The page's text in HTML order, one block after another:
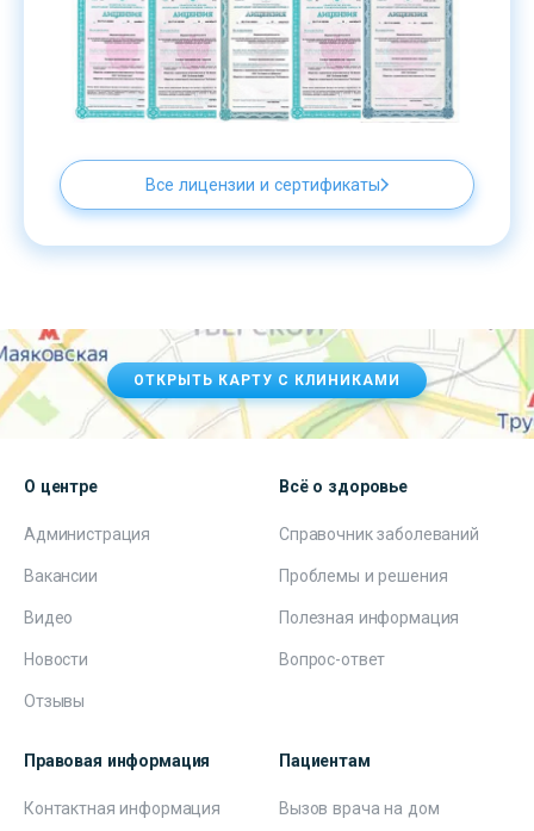
Все лицензии и сертификаты
ОТКРЫТЬ КАРТУ С КЛИНИКАМИ
О центре
Администрация
Вакансии
Видео
Новости
Отзывы
Всё о здоровье
Справочник заболеваний
Проблемы и решения
Полезная информация
Вопрос-ответ
Правовая информация
Контактная информация
Пациентам
Вызов врача на дом